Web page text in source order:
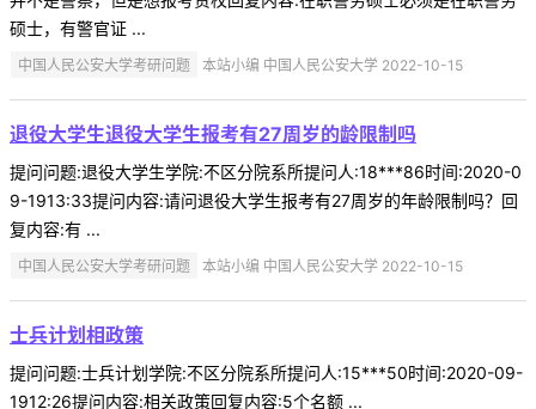
硕士，有警官证 ...
中国人民公安大学考研问题 本站小编 中国人民公安大学 2022-10-15
退役大学生退役大学生报考有27周岁的龄限制吗
提问问题:退役大学生学院:不区分院系所提问人:18***86时间:2020-0
9-1913:33提问内容:请问退役大学生报考有27周岁的年龄限制吗？回
复内容:有 ...
中国人民公安大学考研问题 本站小编 中国人民公安大学 2022-10-15
士兵计划相政策
提问问题:士兵计划学院:不区分院系所提问人:15***50时间:2020-09-
1912:26提问内容:相关政策回复内容:5个名额 ...